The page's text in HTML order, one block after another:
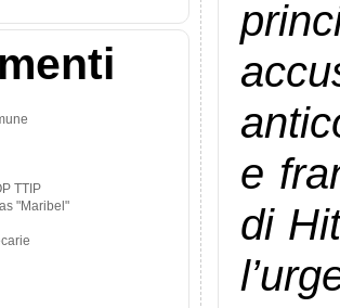
TTIP
"Maribel"
e
di